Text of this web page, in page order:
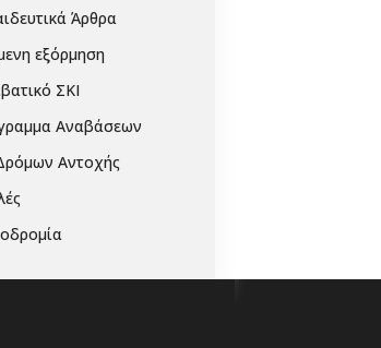
Άρθρα
εξόρμηση
ΣΚΙ
Αναβάσεων
Αντοχής